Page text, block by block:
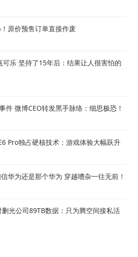
原价预售订单直接作废
乐 坚持了15年后：结果让人很害怕的
件 微博CEO转发黑手脉络：细思极恐！
Pro独占硬核技术：游戏体验大幅跃升
华为还是那个华为 穿越嘈杂一往无前！
光公司89TB数据：只为腾空间接私活